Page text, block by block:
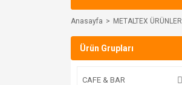
Anasayfa METALTEX ÜRÜNLER
Ürün Grupları
CAFE & BAR